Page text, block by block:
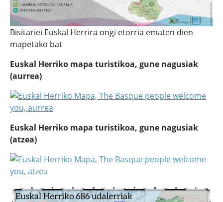
Bisitariei Euskal Herrira ongi etorria ematen dien
mapetako bat
Euskal Herriko mapa turistikoa, gune nagusiak
(aurrea)
Euskal Herriko mapa turistikoa, gune nagusiak
(atzea)